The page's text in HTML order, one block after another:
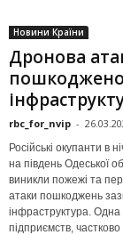
Новини Країни
Дронова
rbc_for_nvip -
Російські окупанти в
на південь Одеської
виникли пожежі та
атаки пошкоджень
інфраструктура.
підприємств,